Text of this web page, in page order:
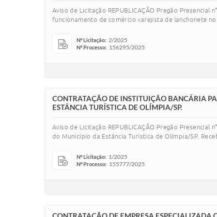
Aviso de Licitação REPUBLICAÇÃO Pregão
funcionamento de comércio varejista de lanchonete
Nº Licitação: 2/2025
Nº Processo: 156295/2025
CONTRATAÇÃO DE INSTITUIÇÃO BANCÁRIA
ESTÂNCIA TURÍSTICA DE OLÍMPIA/SP.
Aviso de Licitação REPUBLICAÇÃO Pregão
do Município da Estância Turística de Olímpia/SP.
Nº Licitação: 1/2025
Nº Processo: 155777/2025